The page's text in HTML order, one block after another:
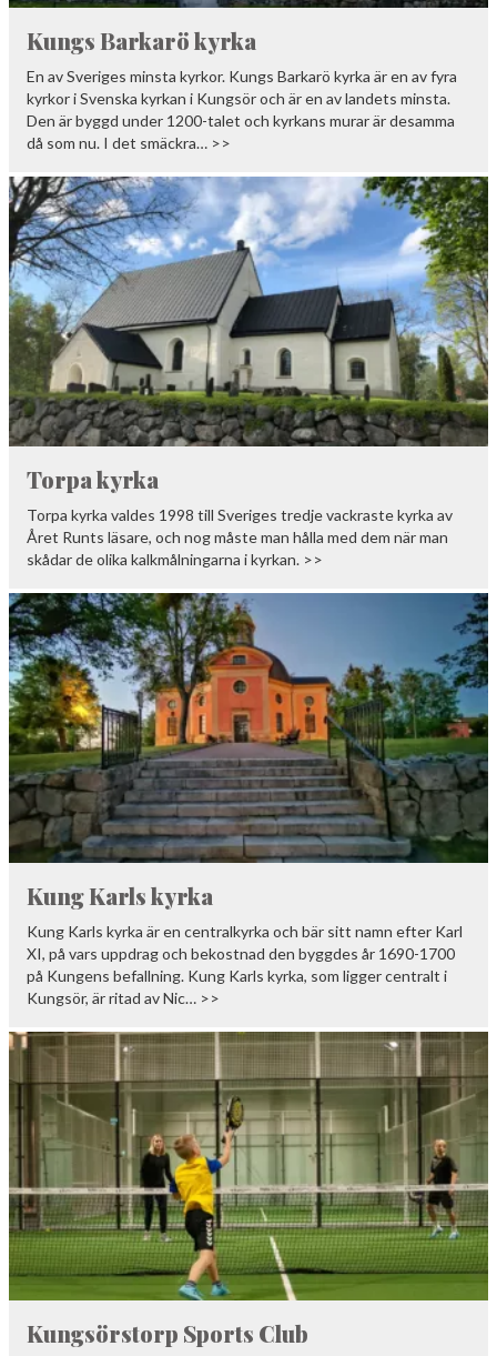
Kungs Barkarö kyrka
En av Sveriges minsta kyrkor. Kungs Barkarö kyrka är en av fyra
kyrkor i Svenska kyrkan i Kungsör och är en av landets minsta.
Den är byggd under 1200-talet och kyrkans murar är desamma
då som nu. I det smäckra… >>
Torpa kyrka
Torpa kyrka valdes 1998 till Sveriges tredje vackraste kyrka av
Året Runts läsare, och nog måste man hålla med dem när man
skådar de olika kalkmålningarna i kyrkan. >>
Kung Karls kyrka
Kung Karls kyrka är en centralkyrka och bär sitt namn efter Karl
XI, på vars uppdrag och bekostnad den byggdes år 1690-1700
på Kungens befallning. Kung Karls kyrka, som ligger centralt i
Kungsör, är ritad av Nic… >>
Kungsörstorp Sports Club